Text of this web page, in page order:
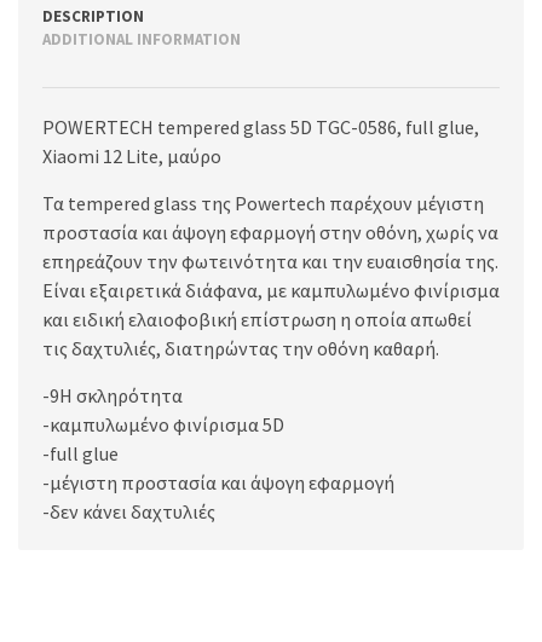
DESCRIPTION
ADDITIONAL INFORMATION
POWERTECH tempered glass 5D TGC-0586, full glue,
Xiaomi 12 Lite, μαύρο
Τα tempered glass της Powertech παρέχουν μέγιστη
προστασία και άψογη εφαρμογή στην οθόνη, χωρίς να
επηρεάζουν την φωτεινότητα και την ευαισθησία της.
Είναι εξαιρετικά διάφανα, με καμπυλωμένο φινίρισμα
και ειδική ελαιοφοβική επίστρωση η οποία απωθεί
τις δαχτυλιές, διατηρώντας την οθόνη καθαρή.
-9H σκληρότητα
-καμπυλωμένο φινίρισμα 5D
-full glue
-μέγιστη προστασία και άψογη εφαρμογή
-δεν κάνει δαχτυλιές